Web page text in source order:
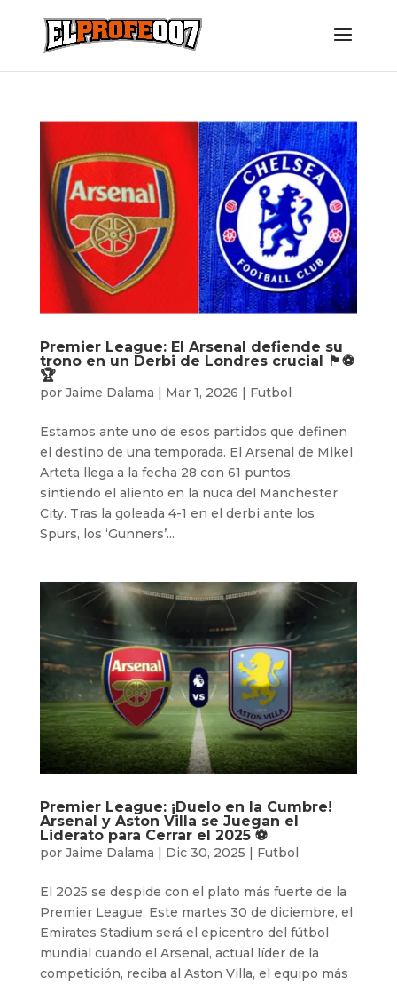
Premier League: El Arsenal defiende su
trono en un Derbi de Londres crucial 🏴󠁧󠁢󠁥󠁮󠁧󠁿⚽
🏆
por Jaime Dalama | Mar 1, 2026 | Futbol
Estamos ante uno de esos partidos que definen
el destino de una temporada. El Arsenal de Mikel
Arteta llega a la fecha 28 con 61 puntos,
sintiendo el aliento en la nuca del Manchester
City. Tras la goleada 4-1 en el derbi ante los
Spurs, los ‘Gunners’...
Premier League: ¡Duelo en la Cumbre!
Arsenal y Aston Villa se Juegan el
Liderato para Cerrar el 2025 ⚽
por Jaime Dalama | Dic 30, 2025 | Futbol
El 2025 se despide con el plato más fuerte de la
Premier League. Este martes 30 de diciembre, el
Emirates Stadium será el epicentro del fútbol
mundial cuando el Arsenal, actual líder de la
competición, reciba al Aston Villa, el equipo más